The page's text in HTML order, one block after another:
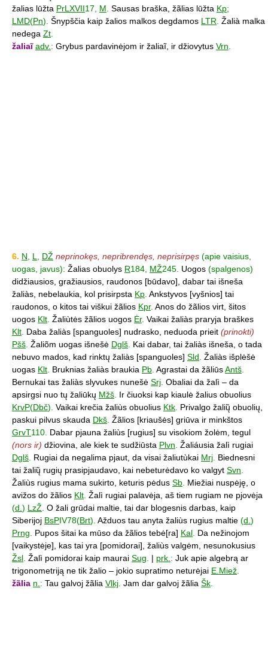
žalias lūžta PrLXVII17, M Sausas braška, žãlias lūžta Kp;
LMD(Pn). Šnypščia kaip žalios malkos degdamos LTR Žalià malka
nedega Zt
žaliaĩ adv. : Grybus pardavinėjom ir žaliaĩ, ir džiovytus Vrn
6. N L DŽ neprinokęs, nepribrendęs, neprisirpęs (apie vaisius,
uogas, javus): Žalias obuolys R184, MŽ245. Uogos (spalgenos)
didžiausios, gražiausios, raudonos [būdavo], dabar tai išneša
žaliàs, nebelaukia, kol prisirpsta Kp Ankstyvos [vyšnios] tai
raudonos, o kitos tai viškui žãlios Kpr. Anos do žãlios virt, šitos
uogos Klt Žaliùtės žãlios uogos Ėr. Vaikai žaliàs praryja braškes
Klt Daba žaliàs [spanguoles] nudrasko, neduoda prieit (prinokti)
Pšš Žaliõm uogas išnešė Dglš Kai dabar, tai žaliàs išneša, o tada
nebuvo mados, kad rinktų žaliàs [spanguoles] Sld Žaliàs išplėšė
uogas Klt Bruknias žaliàs braukia Pb Agrastai da žãliūsAntš
Bernukai tas žaliàs slyvukes nunešė Srj Obaliai da žalì – da
apsirgsi nuo tų žaliūkų Mžš Ir čiuoksi kap kiaulė žalius obuolius
KrvP(Dbč). Vaikai krečia žaliùs obuolius Ktk Privalgo žalių̃ obuolių,
paskui pilvus skauda Dkš Žãlios [kriaušės] griūva ir minkštos
GrvT110. Dabar pjauna žaliùs [rugius] su visokiom žolėm, tegul
(nors ir) džiovina, ale kiek te sudžiūsta Plvn Žaliáusia žalì rugiai
Dglš Rugiai da negalima pjaut, da visai žaliutùkai Mrj Biednesni
tai žalių̃ rugių prasipjaudavo, kai nebeturėdavo ko valgyt Svn
Žaliùs rugius mama sukirto, keturis pėdus Sb Miežiai nuspėję, o
avižos do žãlios Klt Žalì rugiai palavėja, aš tiem rugiam ne pjovėja
(d. ) LzŽ O žali grūdai maltie, tai dar blogesnis darbas, kaip
Siberijoj BsPIV78(Brt). Ažduos tau anyta žaliùs rugius maltie (d. )
Prng
Pupos šitai ka mūso da žãlios tebė[ra] Kal Da nežinojom
[vaikystėje], kas tai yra [pomidorai], žaliùs valgėm, nesunokusius
Žsl Žalì pomidorai kaip maurai Sug | prk. : Juk apie algebrą ar
trigonometriją ne tik žalio – jokio supratimo neturėjai E.Miež
žãlia n. : Tau galvoj žãlia Vlkj Jam dar galvoj žãlia Šk